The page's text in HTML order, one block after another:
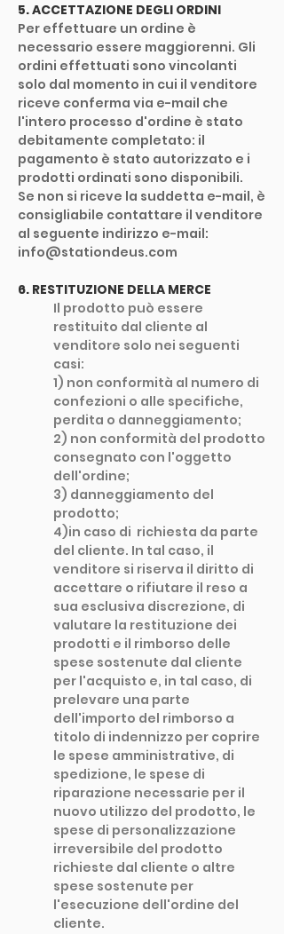
5. ACCETTAZIONE DEGLI ORDINI
Per effettuare un ordine è
necessario essere maggiorenni. Gli
ordini effettuati sono vincolanti
solo dal momento in cui il venditore
riceve conferma via e-mail che
l'intero processo d'ordine è stato
debitamente completato: il
pagamento è stato autorizzato e i
prodotti ordinati sono disponibili.
Se non si riceve la suddetta e-mail, è
consigliabile contattare il venditore
al seguente indirizzo e-mail:
info@stationdeus.com
6. RESTITUZIONE DELLA MERCE
Il prodotto può essere
restituito dal cliente al
venditore solo nei seguenti
casi:
1) non conformità al numero di
confezioni o alle specifiche,
perdita o danneggiamento;
2) non conformità del prodotto
consegnato con l'oggetto
dell'ordine;
3) danneggiamento del
prodotto;
4)in caso di richiesta da parte
del cliente. In tal caso, il
venditore si riserva il diritto di
accettare o rifiutare il reso a
sua esclusiva discrezione, di
valutare la restituzione dei
prodotti e il rimborso delle
spese sostenute dal cliente
per l'acquisto e, in tal caso, di
prelevare una parte
dell'importo del rimborso a
titolo di indennizzo per coprire
le spese amministrative, di
spedizione, le spese di
riparazione necessarie per il
nuovo utilizzo del prodotto, le
spese di personalizzazione
irreversibile del prodotto
richieste dal cliente o altre
spese sostenute per
l'esecuzione dell'ordine del
cliente.